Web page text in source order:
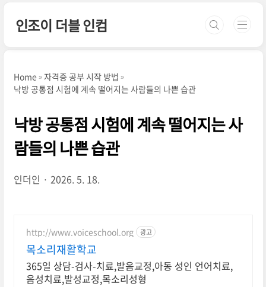
인조이 더블 인컴
Home
자격증 공부 시작 방법
낙방 공통점 시험에 계속 떨어지는 사람들의 나쁜 습관
낙방 공통점 시험에 계속 떨어지는 사
람들의 나쁜 습관
인더인 2026. 5. 18.
http://www.voiceschool.org 광고
목소리재활학교
365일 상담-검사-치료,발음교정,아동 성인 언어치료,
음성치료,발성교정,목소리성형